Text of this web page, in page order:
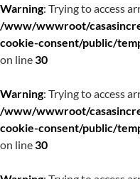
Warning: Trying to access
/www/wwwroot/
cookie-consent/public/
on line30
Warning: Trying to access
/www/wwwroot/
cookie-consent/public/
on line30